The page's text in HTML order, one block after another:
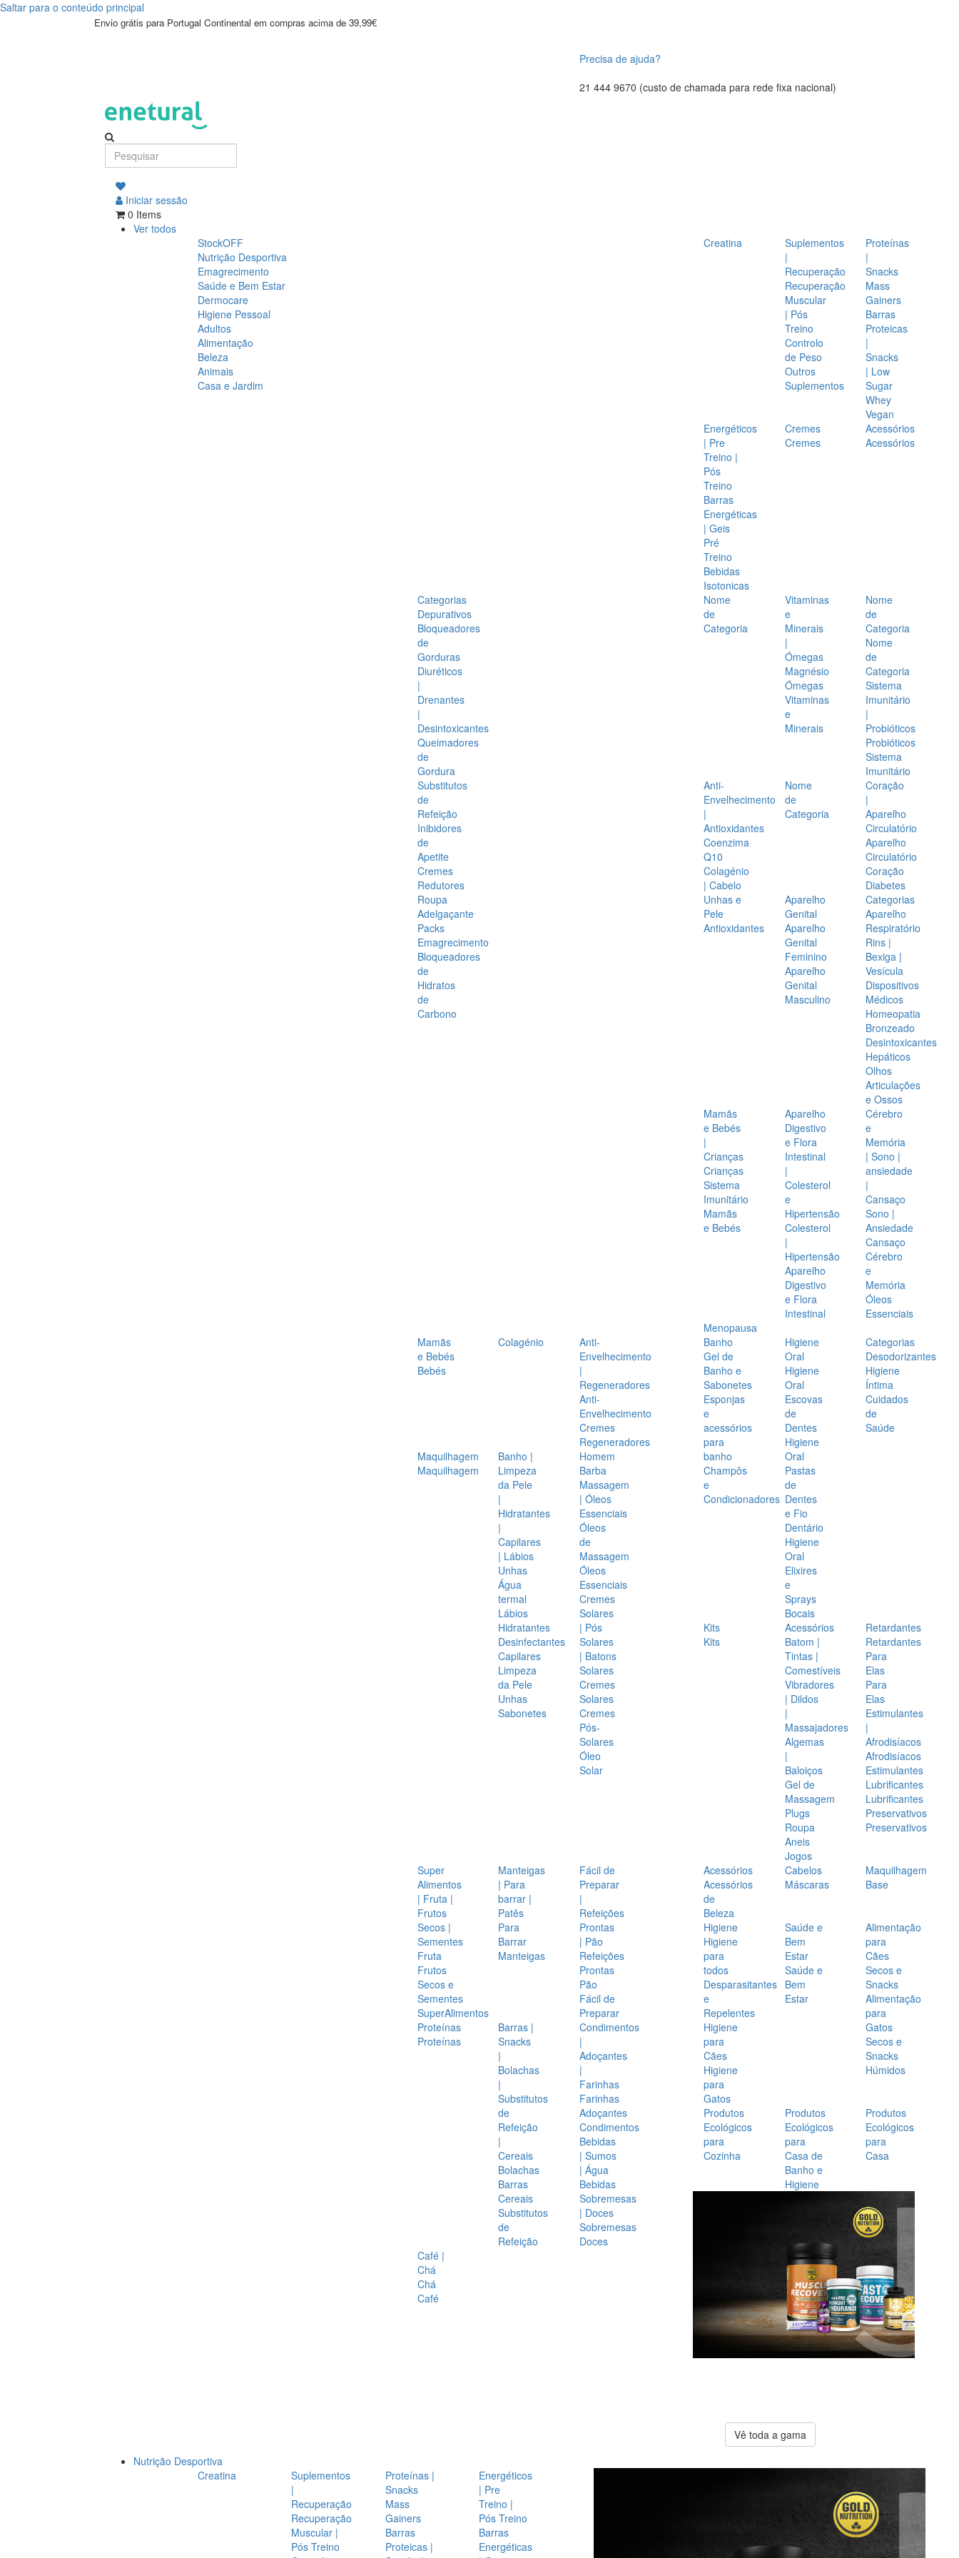
Saltar para o conteúdo principal
Envio grátis para Portugal Continental em compras acima de 39,99€
Precisa de ajuda?
21 444 9670 (custo de chamada para rede fixa nacional)
Iniciar sessão
0 Items
Ver todos
StockOFF
Nutrição Desportiva
Emagrecimento
Saúde e Bem Estar
Dermocare
Higiene Pessoal
Adultos
Alimentação
Beleza
Animais
Casa e Jardim
Creatina
Suplementos
|
Recuperação
Recuperação
Muscular
| Pós
Treino
Controlo
de Peso
Outros
Suplementos
Proteínas
|
Snacks
Mass
Gainers
Barras
Proteicas
|
Snacks
| Low
Sugar
Whey
Vegan
Energéticos
| Pre
Treino |
Pós
Treino
Barras
Energéticas
| Geis
Pré
Treino
Bebidas
Isotonicas
Cremes
Cremes
Acessórios
Acessórios
Categorias
Depurativos
Bloqueadores
de
Gorduras
Diuréticos
|
Drenantes
|
Desintoxicantes
Queimadores
de
Gordura
Substitutos
de
Refeição
Inibidores
de
Apetite
Cremes
Redutores
Roupa
Adelgaçante
Packs
Emagrecimento
Bloqueadores
de
Hidratos
de
Carbono
Nome
de
Categoria
Vitaminas
e
Minerais
|
Ómegas
Magnésio
Ómegas
Vitaminas
e
Minerais
Nome
de
Categoria
Nome
de
Categoria
Sistema
Imunitário
|
Probióticos
Probióticos
Sistema
Imunitário
Anti-
Envelhecimento
|
Antioxidantes
Coenzima
Q10
Colagénio
| Cabelo
Unhas e
Pele
Antioxidantes
Nome
de
Categoria
Coração
|
Aparelho
Circulatório
Aparelho
Circulatório
Coração
Diabetes
Aparelho
Genital
Aparelho
Genital
Feminino
Aparelho
Genital
Masculino
Categorias
Aparelho
Respiratório
Rins |
Bexiga |
Vesícula
Dispositivos
Médicos
Homeopatia
Bronzeado
Desintoxicantes
Hepáticos
Olhos
Articulações
e Ossos
Mamãs
e Bebés
|
Crianças
Crianças
Sistema
Imunitário
Mamãs
e Bebés
Aparelho
Digestivo
e Flora
Intestinal
|
Colesterol
e
Hipertensão
Colesterol
|
Hipertensão
Aparelho
Digestivo
e Flora
Intestinal
Cérebro
e
Memória
| Sono |
ansiedade
|
Cansaço
Sono |
Ansiedade
Cansaço
Cérebro
e
Memória
Óleos
Essenciais
Menopausa
Mamãs
e Bebés
Bebés
Colagénio
Anti-
Envelhecimento
|
Regeneradores
Anti-
Envelhecimento
Cremes
Regeneradores
Maquilhagem
Maquilhagem
Banho |
Limpeza
da Pele
|
Hidratantes
|
Capilares
| Lábios
Unhas
Água
termal
Lábios
Hidratantes
Desinfectantes
Capilares
Limpeza
da Pele
Unhas
Sabonetes
Homem
Barba
Massagem
| Óleos
Essenciais
Óleos
de
Massagem
Óleos
Essenciais
Cremes
Solares
| Pós
Solares
| Batons
Solares
Cremes
Solares
Cremes
Pós-
Solares
Óleo
Solar
Banho
Gel de
Banho e
Sabonetes
Esponjas
e
acessórios
para
banho
Champôs
e
Condicionadores
Higiene
Oral
Higiene
Oral
Escovas
de
Dentes
Higiene
Oral
Pastas
de
Dentes
e Fio
Dentário
Higiene
Oral
Elixires
e
Sprays
Bocais
Categorias
Desodorizantes
Higiene
Íntima
Cuidados
de
Saúde
Kits
Kits
Acessórios
Batom |
Tintas |
Comestíveis
Vibradores
| Dildos
|
Massajadores
Algemas
|
Baloiços
Gel de
Massagem
Plugs
Roupa
Aneis
Jogos
Retardantes
Retardantes
Para
Elas
Para
Elas
Estimulantes
|
Afrodisíacos
Afrodisíacos
Estimulantes
Lubrificantes
Lubrificantes
Preservativos
Preservativos
Super
Alimentos
| Fruta |
Frutos
Secos |
Sementes
Fruta
Frutos
Secos e
Sementes
SuperAlimentos
Manteigas
| Para
barrar |
Patês
Para
Barrar
Manteigas
Fácil de
Preparar
|
Refeições
Prontas
| Pão
Refeições
Prontas
Pão
Fácil de
Preparar
Proteínas
Proteínas
Barras |
Snacks
|
Bolachas
|
Substitutos
de
Refeição
|
Cereais
Bolachas
Barras
Cereais
Substitutos
de
Refeição
Condimentos
|
Adoçantes
|
Farinhas
Farinhas
Adoçantes
Condimentos
Bebidas
| Sumos
| Água
Bebidas
Sobremesas
| Doces
Sobremesas
Doces
Café |
Chá
Chá
Café
Acessórios
Acessórios
de
Beleza
Cabelos
Máscaras
Maquilhagem
Base
Higiene
Higiene
para
todos
Desparasitantes
e
Repelentes
Higiene
para
Cães
Higiene
para
Gatos
Saúde e
Bem
Estar
Saúde e
Bem
Estar
Alimentação
para
Cães
Secos e
Snacks
Alimentação
para
Gatos
Secos e
Snacks
Húmidos
Produtos
Ecológicos
para
Cozinha
Produtos
Ecológicos
para
Casa de
Banho e
Higiene
Produtos
Ecológicos
para
Casa
Vê toda a gama
Nutrição Desportiva
Creatina
Suplementos
|
Recuperação
Recuperação
Muscular |
Pós Treino
Proteínas |
Snacks
Mass
Gainers
Barras
Proteicas |
Energéticos
| Pre
Treino |
Pós Treino
Barras
Energéticas